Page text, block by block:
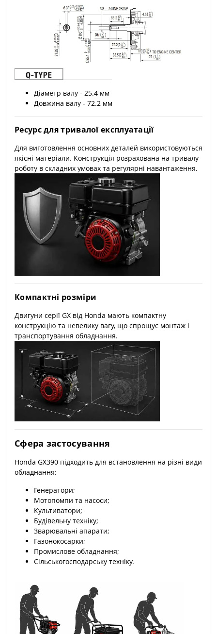
Діаметр валу - 25.4 мм
Довжина валу - 72.2 мм
Ресурс для тривалої експлуатації
Для виготовлення основних деталей використовуються
якісні матеріали. Конструкція розрахована на тривалу
роботу в складних умовах та регулярні навантаження.
Компактні розміри
Двигуни серії GX від Honda мають компактну
конструкцію та невелику вагу, що спрощує монтаж і
транспортування обладнання.
Сфера застосування
Honda GX390 підходить для встановлення на різні види
обладнання:
Генератори;
Мотопомпи та насоси;
Культиватори;
Будівельну техніку;
Зварювальні апарати;
Газонокосарки;
Промислове обладнання;
Сільськогосподарську техніку.